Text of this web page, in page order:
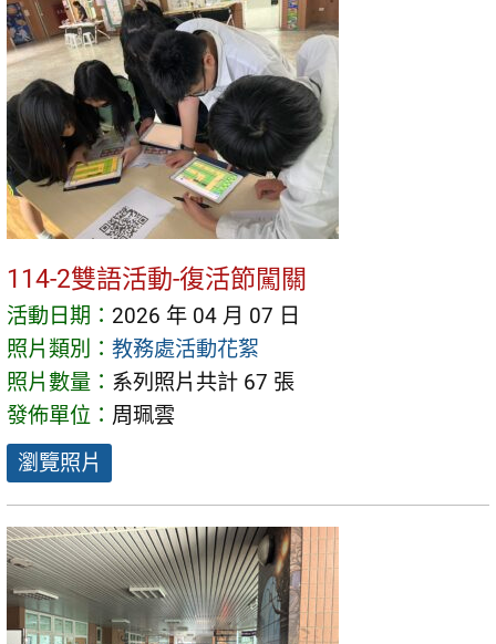
114-2雙語活動-復活節闖關
活動日期： 2026 年 04 月 07 日
照片類別： 教務處活動花絮
照片數量： 系列照片共計 67 張
發佈單位： 周珮雲
瀏覽照片